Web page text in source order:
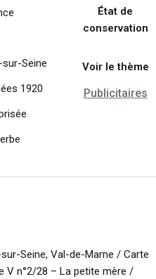
sur-Seine
1920
État de
conservation
Voir le thème
Publicitaires
Seine, Val-de-Marne / Carte
V n°2/28 – La petite mère /